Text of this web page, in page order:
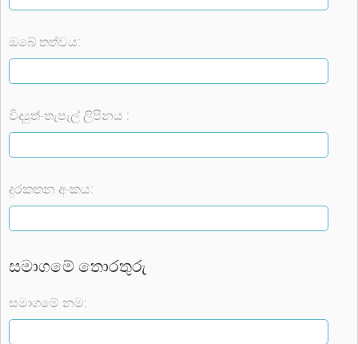
ඔබේ තත්වය:
විද්‍යුත්-තැපැල් ලිපිනය :
දුරකතන අංකය:
සමාගමේ තොරතුරු
සමාගමේ නම: